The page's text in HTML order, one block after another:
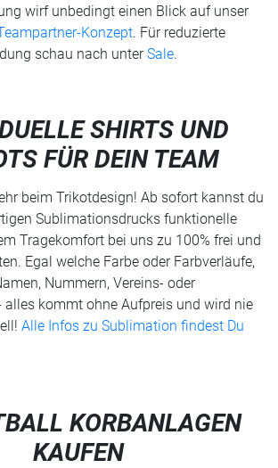
wirf unbedingt einen Blick auf unser
Konzept. Für reduzierte
schau nach unterSale.
SHIRTS UND
FÜR DEIN TEAM
beim Trikotdesign! Ab sofort kannst du
Sublimationsdrucks funktionelle
Tragekomfort bei uns zu 100% frei und
Egal welche Farbe oder Farbverläufe,
Nummern, Vereins- oder
alles kommt ohne Aufpreis und wird nie
Alle Infos zu Sublimation findest Du
KORBANLAGEN
KAUFEN